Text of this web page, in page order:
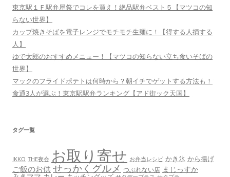
東京駅１Ｆ駅弁屋祭でコレを買え！絶品駅弁ベスト５【マツコの知
らない世界】
カップ焼きそばを電子レンジでモチモチ生麺に！【得する人損する
人】
ゆで太郎のおすすめメニュー！【マツコの知らない立ち食いそばの
世界】
マックのフライドポテトは何時から？朝イチでゲットする方法も！
食通3人が選ぶ！東京駅駅弁ランキング【アド街ック天国】
タグ一覧
IKKO THE夜会 お取り寄せ お弁当レシピ かき氷 から揚げ
ご飯のお供 せっかくグルメ つぶれない店 まじっすか